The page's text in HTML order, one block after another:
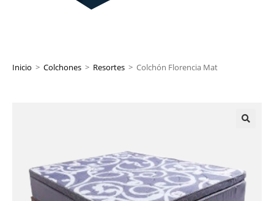
Inicio > Colchones > Resortes > Colchón Florencia Mat